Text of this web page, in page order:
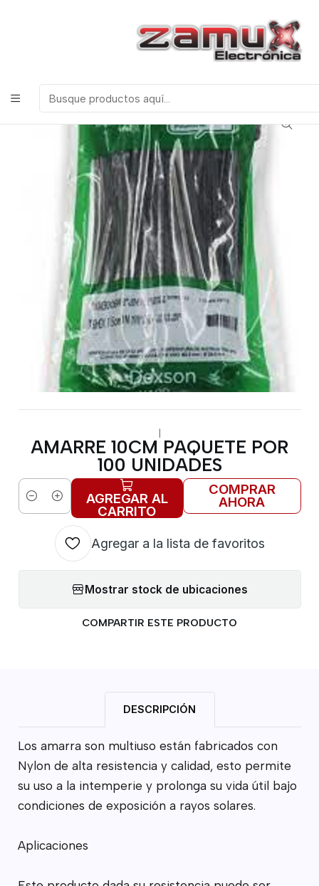
ELECTRONICOS, ROBOTICA & TECNOLOGIA
Productos
Herramientas
AMARRE 10CM PAQUETE POR 100 UNIDADES
|
AMARRE 10CM PAQUETE POR
100 UNIDADES
Cantidad AGREGAR AL
CARRITO
COMPRAR
AHORA
Agregar a la lista de favoritos
Mostrar stock de ubicaciones
COMPARTIR ESTE PRODUCTO
DESCRIPCIÓN
Los amarra son multiuso están fabricados con
Nylon de alta resistencia y calidad, esto permite
su uso a la intemperie y prolonga su vida útil bajo
condiciones de exposición a rayos solares.
Aplicaciones